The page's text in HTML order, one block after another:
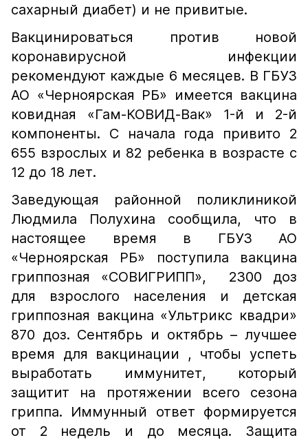
сахарный диабет) и не привитые.
Вакцинироваться против новой
коронавирусной инфекции
рекомендуют каждые 6 месяцев. В ГБУЗ
АО «Черноярская РБ» имеется вакцина
ковидная «Гам-КОВИД-Вак» 1-й и 2-й
компоненты. С начала года привито 2
655 взрослых и 82 ребенка в возрасте с
12 до 18 лет.
Заведующая районной поликлиникой
Людмила Полухина сообщила, что в
настоящее время в ГБУЗ АО
«Черноярская РБ» поступила вакцина
гриппозная «СОВИГРИПП», 2300 доз
для взрослого населения и детская
гриппозная вакцина «Ультрикс квадри»
870 доз. Сентябрь и октябрь – лучшее
время для вакцинации , чтобы успеть
выработать иммунитет, который
защитит на протяжении всего сезона
гриппа. Иммунный ответ формируется
от 2 недель и до месяца. Защита